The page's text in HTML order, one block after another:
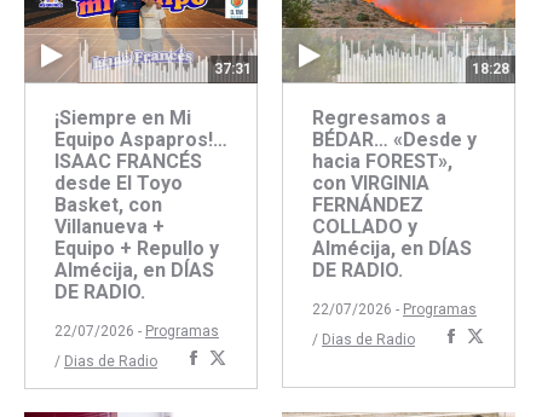
37:31
¡Siempre en Mi
Equipo Aspapros!…
ISAAC FRANCÉS
desde El Toyo
Basket, con
Villanueva +
Equipo + Repullo y
Almécija, en DÍAS
DE RADIO.
22/07/2026 - Programas
/ Dias de Radio
Compartir
concon
18:28
Regresamos a
BÉDAR… «Desde y
hacia FOREST»,
con VIRGINIA
FERNÁNDEZ
COLLADO y
Almécija, en DÍAS
DE RADIO.
22/07/2026 - Programas
/ Dias de Radio
Compartir